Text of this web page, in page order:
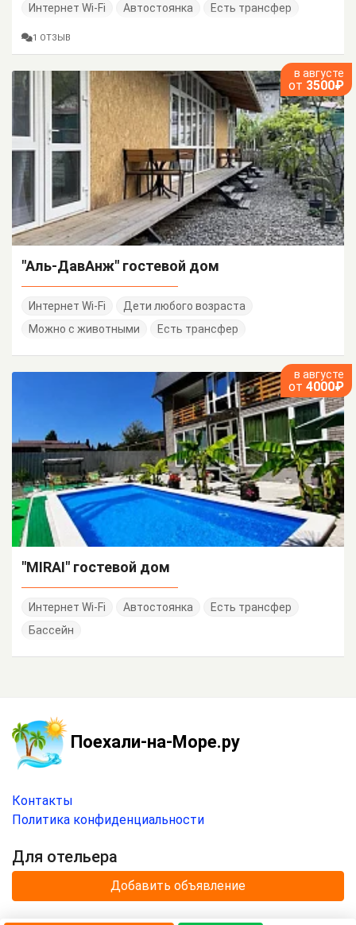
Интернет Wi-Fi Автостоянка Есть трансфер
1 ОТЗЫВ
в августе
от 3500₽
"Аль-ДавАнж" гостевой дом
Интернет Wi-Fi
Дети любого возраста
Можно с животными
Есть трансфер
в августе
от 4000₽
"MIRAI" гостевой дом
Интернет Wi-Fi Автостоянка
Есть трансфер
Бассейн
Поехали-на-Море.ру
Контакты
Политика конфиденциальности
Для отельера
Добавить объявление